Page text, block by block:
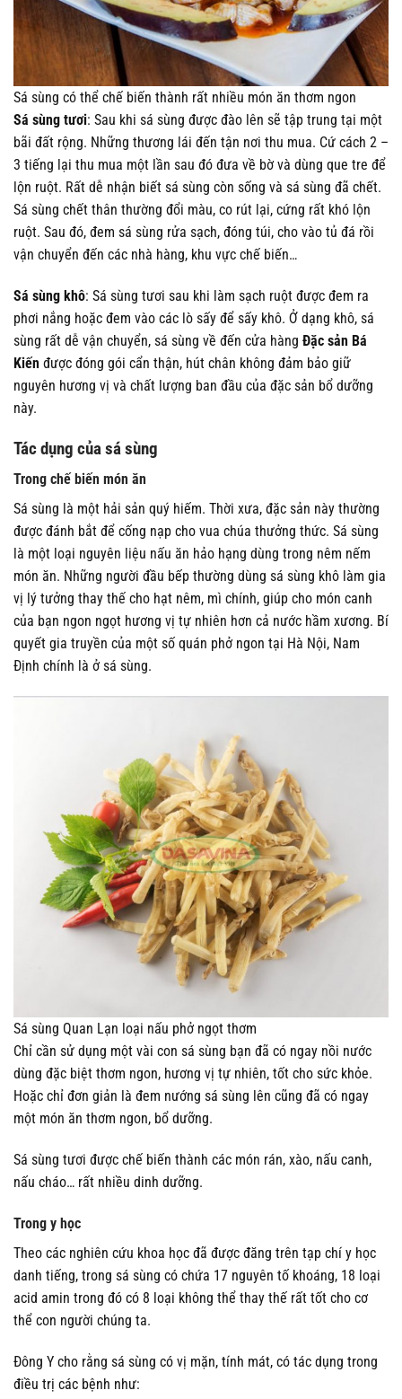
Sá sùng có thể chế biến thành rất nhiều món ăn thơm ngon
Sá sùng tươi: Sau khi sá sùng được đào lên sẽ tập trung tại một
bãi đất rộng. Những thương lái đến tận nơi thu mua. Cứ cách 2 –
3 tiếng lại thu mua một lần sau đó đưa về bờ và dùng que tre để
lộn ruột. Rất dễ nhận biết sá sùng còn sống và sá sùng đã chết.
Sá sùng chết thân thường đổi màu, co rút lại, cứng rất khó lộn
ruột. Sau đó, đem sá sùng rửa sạch, đóng túi, cho vào tủ đá rồi
vận chuyển đến các nhà hàng, khu vực chế biến…
Sá sùng khô: Sá sùng tươi sau khi làm sạch ruột được đem ra
phơi nắng hoặc đem vào các lò sấy để sấy khô. Ở dạng khô, sá
sùng rất dễ vận chuyển, sá sùng về đến cửa hàng Đặc sản Bá
Kiến được đóng gói cẩn thận, hút chân không đảm bảo giữ
nguyên hương vị và chất lượng ban đầu của đặc sản bổ dưỡng
này.
Tác dụng của sá sùng
Trong chế biến món ăn
Sá sùng là một hải sản quý hiếm. Thời xưa, đặc sản này thường
được đánh bắt để cống nạp cho vua chúa thưởng thức. Sá sùng
là một loại nguyên liệu nấu ăn hảo hạng dùng trong nêm nếm
món ăn. Những người đầu bếp thường dùng sá sùng khô làm gia
vị lý tưởng thay thế cho hạt nêm, mì chính, giúp cho món canh
của bạn ngon ngọt hương vị tự nhiên hơn cả nước hầm xương. Bí
quyết gia truyền của một số quán phở ngon tại Hà Nội, Nam
Định chính là ở sá sùng.
Sá sùng Quan Lạn loại nấu phở ngọt thơm
Chỉ cần sử dụng một vài con sá sùng bạn đã có ngay nồi nước
dùng đặc biệt thơm ngon, hương vị tự nhiên, tốt cho sức khỏe.
Hoặc chỉ đơn giản là đem nướng sá sùng lên cũng đã có ngay
một món ăn thơm ngon, bổ dưỡng.
Sá sùng tươi được chế biến thành các món rán, xào, nấu canh,
nấu cháo… rất nhiều dinh dưỡng.
Trong y học
Theo các nghiên cứu khoa học đã được đăng trên tạp chí y học
danh tiếng, trong sá sùng có chứa 17 nguyên tố khoáng, 18 loại
acid amin trong đó có 8 loại không thể thay thế rất tốt cho cơ
thể con người chúng ta.
Đông Y cho rằng sá sùng có vị mặn, tính mát, có tác dụng trong
điều trị các bệnh như: